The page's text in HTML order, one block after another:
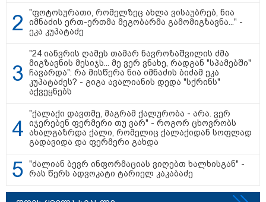
კატეგორიის ყველა სიახლე
"ფოტოსურათი, რომელზეც ახლა ვისაუბრებ, ნია
იმნაძის ერთ-ერთმა მეგობარმა გამომიგზავნა..." -
ეკა კუპატაძე
"24 იანვრის ღამეს თამარ ნავროზაშვილის ძმა
მიგზავნის მესიჯს... მე ვერ ვნახე, რადგან "სპამებში"
ჩავარდა": რა მისწერა ნია იმნაძის ბიძამ ეკა
კუპატაძეს? - გიგა ავალიანის დედა "სქრინს"
აქვეყნებს
"ქალაქი დავთმე, მაგრამ ქალურობა - არა. ვერ
იჯერებენ ფერმერი თუ ვარ" - როგორ ცხოვრობს
ახალგაზრდა ქალი, რომელიც ქალაქიდან სოფლად
გადავიდა და ფერმერი გახდა
"ძალიან ბევრ ინფორმაციას ვიღებთ ხალხისგან" -
რას წერს ადვოკატი ტარიელ კაკაბაძე